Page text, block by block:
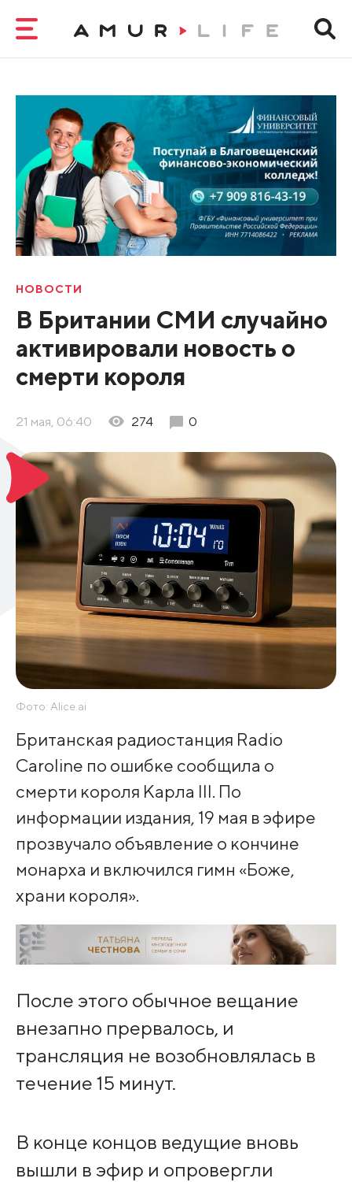
НОВОСТИ
В Британии СМИ случайно
активировали новость о
смерти короля
21 мая, 06:40 274 0
Фото: Alice.ai
Британская радиостанция Radio
Caroline по ошибке сообщила о
смерти короля Карла III. По
информации издания, 19 мая в эфире
прозвучало объявление о кончине
монарха и включился гимн «Боже,
храни короля».
После этого обычное вещание
внезапно прервалось, и
трансляция не возобновлялась в
течение 15 минут.
В конце концов ведущие вновь
вышли в эфир и опровергли